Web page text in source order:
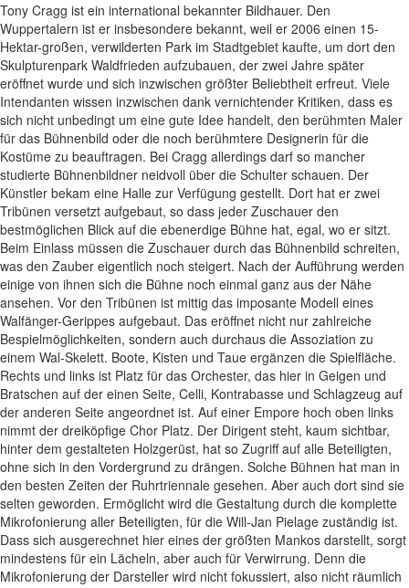
Tony Cragg ist ein international bekannter Bildhauer. Den
Wuppertalern ist er insbesondere bekannt, weil er 2006 einen 15-
Hektar-großen, verwilderten Park im Stadtgebiet kaufte, um dort den
Skulpturenpark Waldfrieden aufzubauen, der zwei Jahre später
eröffnet wurde und sich inzwischen größter Beliebtheit erfreut. Viele
Intendanten wissen inzwischen dank vernichtender Kritiken, dass es
sich nicht unbedingt um eine gute Idee handelt, den berühmten Maler
für das Bühnenbild oder die noch berühmtere Designerin für die
Kostüme zu beauftragen. Bei Cragg allerdings darf so mancher
studierte Bühnenbildner neidvoll über die Schulter schauen. Der
Künstler bekam eine Halle zur Verfügung gestellt. Dort hat er zwei
Tribünen versetzt aufgebaut, so dass jeder Zuschauer den
bestmöglichen Blick auf die ebenerdige Bühne hat, egal, wo er sitzt.
Beim Einlass müssen die Zuschauer durch das Bühnenbild schreiten,
was den Zauber eigentlich noch steigert. Nach der Aufführung werden
einige von ihnen sich die Bühne noch einmal ganz aus der Nähe
ansehen. Vor den Tribünen ist mittig das imposante Modell eines
Walfänger-Gerippes aufgebaut. Das eröffnet nicht nur zahlreiche
Bespielmöglichkeiten, sondern auch durchaus die Assoziation zu
einem Wal-Skelett. Boote, Kisten und Taue ergänzen die Spielfläche.
Rechts und links ist Platz für das Orchester, das hier in Geigen und
Bratschen auf der einen Seite, Celli, Kontrabasse und Schlagzeug auf
der anderen Seite angeordnet ist. Auf einer Empore hoch oben links
nimmt der dreiköpfige Chor Platz. Der Dirigent steht, kaum sichtbar,
hinter dem gestalteten Holzgerüst, hat so Zugriff auf alle Beteiligten,
ohne sich in den Vordergrund zu drängen. Solche Bühnen hat man in
den besten Zeiten der Ruhrtriennale gesehen. Aber auch dort sind sie
selten geworden. Ermöglicht wird die Gestaltung durch die komplette
Mikrofonierung aller Beteiligten, für die Will-Jan Pielage zuständig ist.
Dass sich ausgerechnet hier eines der größten Mankos darstellt, sorgt
mindestens für ein Lächeln, aber auch für Verwirrung. Denn die
Mikrofonierung der Darsteller wird nicht fokussiert, also nicht räumlich